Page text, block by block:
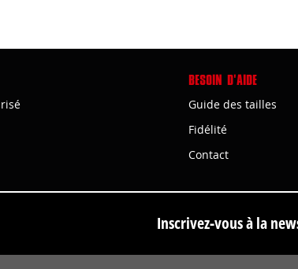
BESOIN D'AIDE
Guide des tailles
Fidélité
Contact
Inscrivez-vous à la